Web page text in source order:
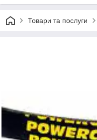
Товари та послуги